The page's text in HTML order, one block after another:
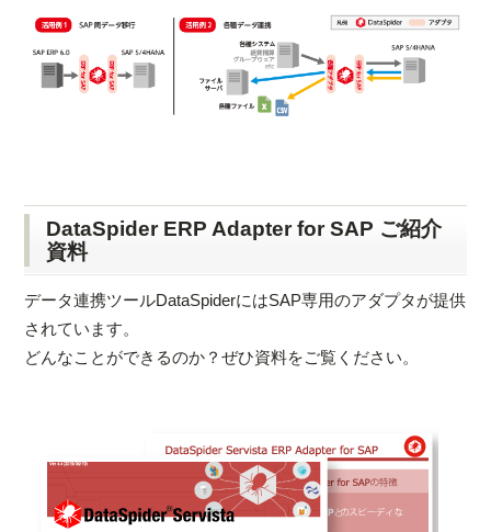
DataSpider ERP Adapter for SAP ご紹介
資料
データ連携ツールDataSpiderにはSAP専用のアダプタが提供
されています。
どんなことができるのか？ぜひ資料をご覧ください。